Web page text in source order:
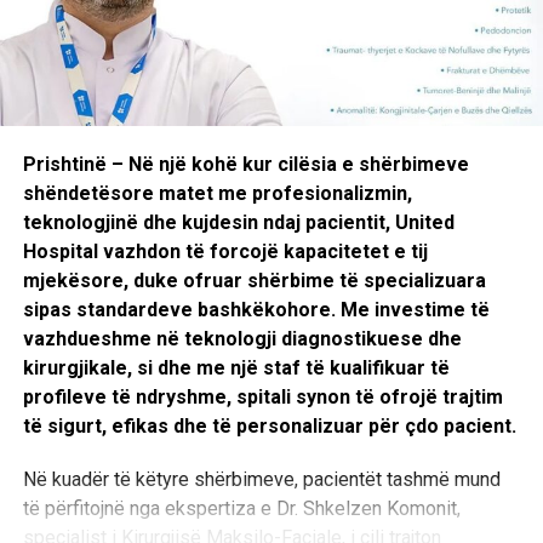
me qarkullim ekstrakorporal (On-Pump CABG) ashtu edhe
pa të (Off-Pump CABG), si dhe teknika të avancuara të
revaskularizimit arterial dhe venoz të miokardit, me
synimin për të përmirësuar furnizimin me gjak të muskulit
të zemrës dhe cilësinë e jetës së pacientit.
Një tjetër segment i rëndësishëm përfshin kirurgjinë e
valvulave të zemrës, ku realizohen ndërhyrje për
zëvendësimin dhe riparimin e valvulave aortale, mitrale
dhe trikuspidale, trajtimin kirurgjikal të endokarditit infektiv,
si dhe procedura hibride në bashkëpunim me ekipin e
kardiologjisë intervenuese.
Departamenti ofron gjithashtu kirurgji minimale invazive,
duke përdorur teknika moderne me prerje më të vogla
kirurgjikale, të cilat synojnë reduktimin e traumës
mira funksionale për pacientët. Në këtë kategori
përfshihen procedura të avancuara si ablacioni kirurgjikal i
Prishtinë – Në një kohë kur cilësia e shërbimeve
shëndetësore matet me profesionalizmin,
teknologjinë dhe kujdesin ndaj pacientit, United
Hospital vazhdon të forcojë kapacitetet e tij
mjekësore, duke ofruar shërbime të specializuara
sipas standardeve bashkëkohore. Me investime të
vazhdueshme në teknologji diagnostikuese dhe
kirurgjikale, si dhe me një staf të kualifikuar të
profileve të ndryshme, spitali synon të ofrojë trajtim
të sigurt, efikas dhe të personalizuar për çdo pacient.
Në kuadër të këtyre shërbimeve, pacientët tashmë mund
të përfitojnë nga ekspertiza e Dr. Shkelzen Komonit,
specialist i Kirurgjisë Maksilo-Faciale, i cili trajton